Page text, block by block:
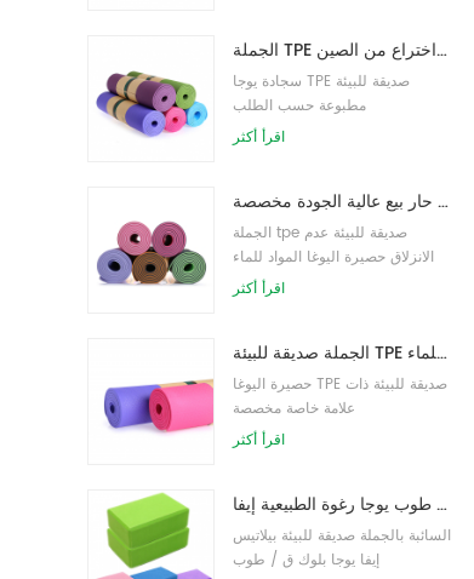
الجملة TPE غير سامة حصيرة اليوغا الصديقة للبيئة على براءة اختراع من الصين
سجادة يوجا TPE صديقة للبيئة
مطبوعة حسب الطلب
اقرأ أكثر
حار بيع عالية الجودة مخصصة tpe اليوغا حصيرة من الصين
الجملة tpe صديقة للبيئة عدم
الانزلاق حصيرة اليوغا المواد للماء
اقرأ أكثر
الجملة صديقة للبيئة TPE عدم الانزلاق حصيرة اليوغا مادة مقاومة للماء
حصيرة اليوغا TPE صديقة للبيئة ذات
علامة خاصة مخصصة
اقرأ أكثر
الجملة نمط جديد مخصص شعار كتل / طوب يوجا رغوة الطبيعية إيفا
السائبة بالجملة صديقة للبيئة بيلاتيس
إيفا يوجا بلوك ق / طوب